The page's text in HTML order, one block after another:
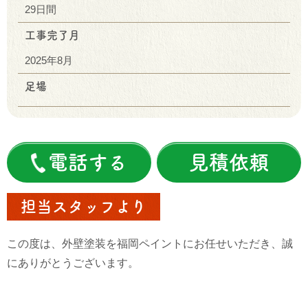
29日間
工事完了月
2025年8月
足場
電話する 見積依頼
担当スタッフより
この度は、外壁塗装を福岡ペイントにお任せいただき、誠
にありがとうございます。